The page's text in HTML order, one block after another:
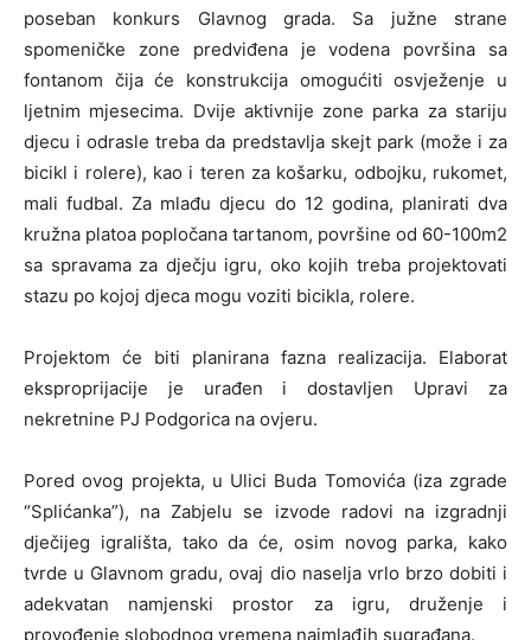
poseban konkurs Glavnog grada. Sa južne strane
spomeničke zone predviđena je vodena površina sa
fontanom čija će konstrukcija omogućiti osvježenje u
ljetnim mjesecima. Dvije aktivnije zone parka za stariju
djecu i odrasle treba da predstavlja skejt park (može i za
bicikl i rolere), kao i teren za košarku, odbojku, rukomet,
mali fudbal. Za mlađu djecu do 12 godina, planirati dva
kružna platoa popločana tartanom, površine od 60-100m2
sa spravama za dječju igru, oko kojih treba projektovati
stazu po kojoj djeca mogu voziti bicikla, rolere.
Projektom će biti planirana fazna realizacija. Elaborat
eksproprijacije je urađen i dostavljen Upravi za
nekretnine PJ Podgorica na ovjeru.
Pored ovog projekta, u Ulici Buda Tomovića (iza zgrade
“Splićanka”), na Zabjelu se izvode radovi na izgradnji
dječijeg igrališta, tako da će, osim novog parka, kako
tvrde u Glavnom gradu, ovaj dio naselja vrlo brzo dobiti i
adekvatan namjenski prostor za igru, druženje i
provođenje slobodnog vremena najmlađih sugrađana.